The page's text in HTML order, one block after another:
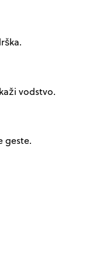
vodstvo.
geste.